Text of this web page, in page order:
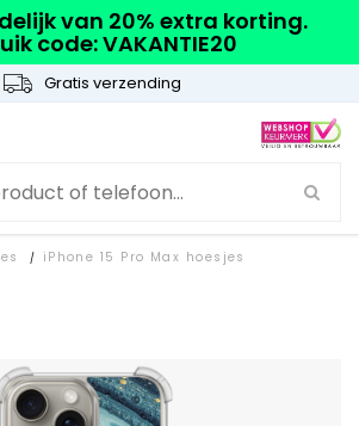
van 20% extra korting.
code: VAKANTIE20
Gratis verzending
/ iPhone 15 Pro Max hoesjes